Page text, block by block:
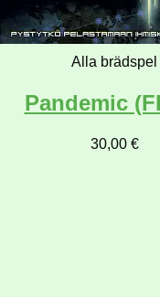
Alla brädspel
Pandemic
30,00 €